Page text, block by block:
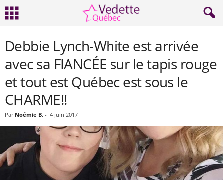
Debbie Lynch-White est arrivée
avec sa FIANCÉE sur le tapis rouge
et tout est Québec est sous le
CHARME!!
Par Noémie B. - 4 juin 2017